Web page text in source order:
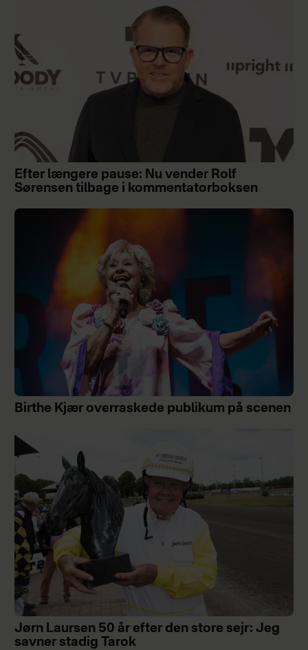
Efter længere pause: Nu vender Rolf
Sørensen tilbage i kommentatorboksen
Birthe Kjær overraskede publikum på scenen
Jørn Laursen 50 år efter den store sejr: Jeg
savner stadig Tarok